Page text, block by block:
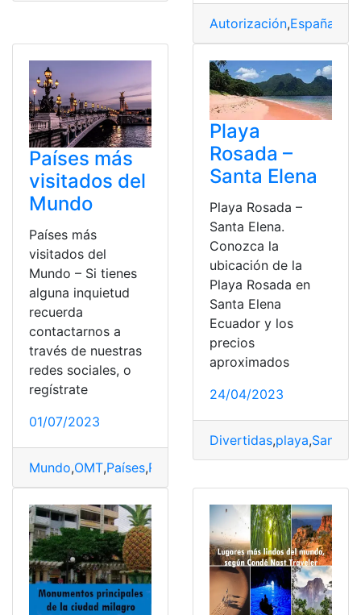
Autorización,España
Países más
visitados del
Mundo
Países más
visitados del
Mundo – Si tienes
alguna inquietud
recuerda
contactarnos a
través de nuestras
redes sociales, o
regístrate
01/07/2023
Mundo,OMT,Países,Ranking
Playa
Rosada –
Santa Elena
Playa Rosada –
Santa Elena.
Conozca la
ubicación de la
Playa Rosada en
Santa Elena
Ecuador y los
precios
aproximados
24/04/2023
Divertidas,playa,Santa